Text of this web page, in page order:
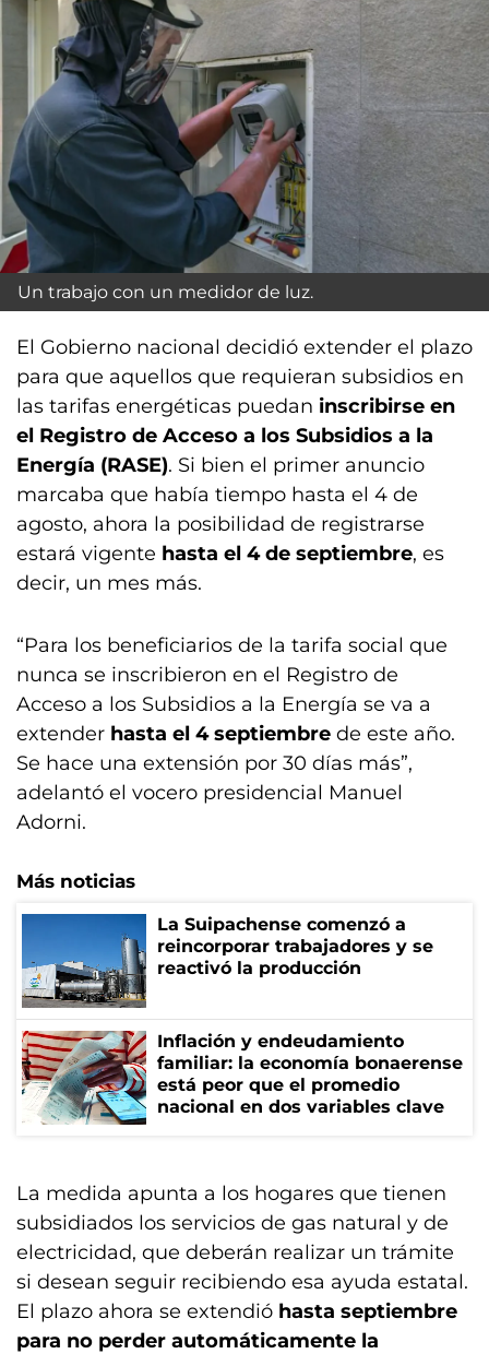
Un trabajo con un medidor de luz.
El Gobierno nacional decidió extender el plazo
para que aquellos que requieran subsidios en
las tarifas energéticas puedan inscribirse en
el Registro de Acceso a los Subsidios a la
Energía (RASE). Si bien el primer anuncio
marcaba que había tiempo hasta el 4 de
agosto, ahora la posibilidad de registrarse
estará vigente hasta el 4 de septiembre, es
decir, un mes más.
“Para los beneficiarios de la tarifa social que
nunca se inscribieron en el Registro de
Acceso a los Subsidios a la Energía se va a
extender hasta el 4 septiembre de este año.
Se hace una extensión por 30 días más”,
adelantó el vocero presidencial Manuel
Adorni.
Más noticias
La Suipachense comenzó a
reincorporar trabajadores y se
reactivó la producción
Inflación y endeudamiento
familiar: la economía bonaerense
está peor que el promedio
nacional en dos variables clave
La medida apunta a los hogares que tienen
subsidiados los servicios de gas natural y de
electricidad, que deberán realizar un trámite
si desean seguir recibiendo esa ayuda estatal.
El plazo ahora se extendió hasta septiembre
para no perder automáticamente la